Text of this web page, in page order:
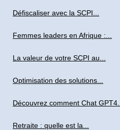
Défiscaliser avec la SCPI...
Femmes leaders en Afrique :...
La valeur de votre SCPI au...
Optimisation des solutions...
Découvrez comment Chat GPT4...
Retraite : quelle est la...